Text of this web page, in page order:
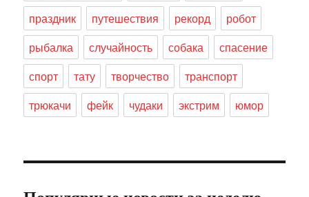
праздник
путешествия рекорд
робот
рыбалка
случайность собака
спасение
спорт
тату творчество
транспорт
трюкачи
фейк чудаки экстрим юмор